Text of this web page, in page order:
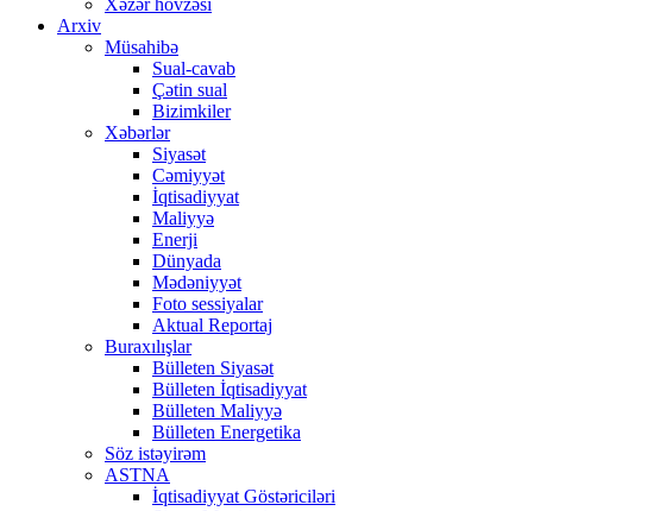
Xəzər hövzəsi
Arxiv
Müsahibə
Sual-cavab
Çətin sual
Bizimkiler
Xəbərlər
Siyasət
Cəmiyyət
İqtisadiyyat
Maliyyə
Enerji
Dünyada
Mədəniyyət
Foto sessiyalar
Aktual Reportaj
Buraxılışlar
Bülleten Siyasət
Bülleten İqtisadiyyat
Bülleten Maliyyə
Bülleten Energetika
Söz istəyirəm
ASTNA
İqtisadiyyat Göstəriciləri